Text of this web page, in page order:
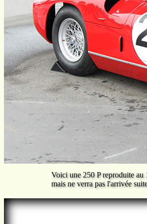
Voici une 250 P reproduite
mais ne verra pas l'arrivée